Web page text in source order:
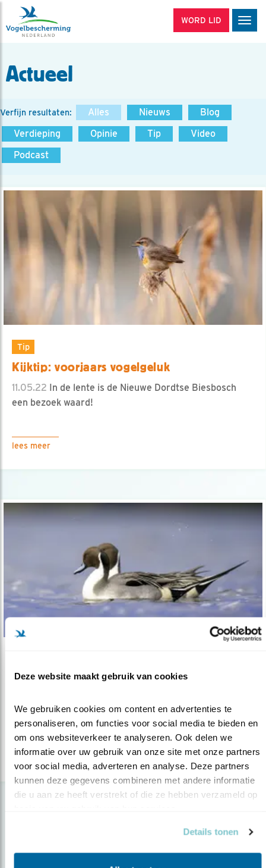
Deze website maakt gebruik van cookies
We gebruiken cookies om content en advertenties te
personaliseren, om functies voor social media te bieden en
om ons websiteverkeer te analyseren. Ook delen we
informatie over uw gebruik van onze site met onze partners
voor social media, adverteren en analyse. Deze partners
kunnen deze gegevens combineren met andere informatie
die u aan ze heeft verstrekt of die ze hebben verzameld op
Details tonen
WORD LID
Actueel
Verfijn resultaten: Alles Nieuws
Blog
Verdieping
Opinie Tip
Video
Podcast
Tip
Kijktip: voorjaars vogelgeluk
11.05.22 In de lente is de Nieuwe Dordtse Biesbosch
een bezoek waard!
lees meer
Kijktip: watervogel-eldorado
Biesbosch.
lees meer